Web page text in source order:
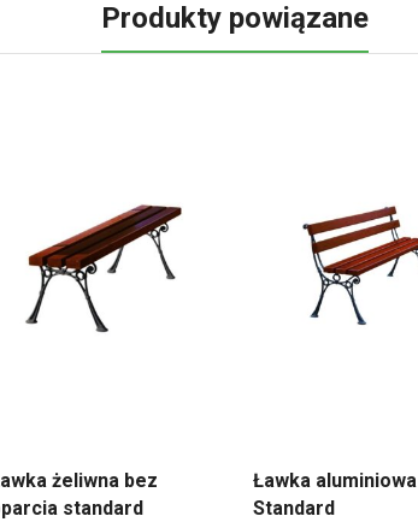
Produkty powiązane
żeliwna bez
standard
Ławka aluminiowa
Standard